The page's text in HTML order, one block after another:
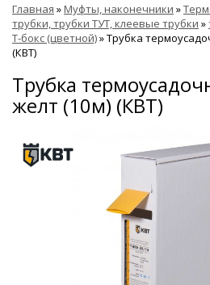
Главная »Муфты, наконечники »
трубки, трубки ТУТ, клеевые трубки »
Т-бокс (цветной)»Трубка
(КВТ)
Трубка
желт (10м) (КВТ)